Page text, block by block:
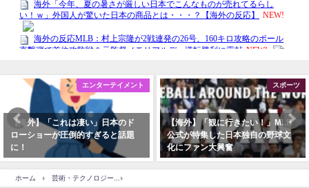
エンターテイメント
【海外】「これは凄い」日本のド
ローショーが圧倒的すぎると話題
に！
スポーツ
【海外】「観に行きたい！」MLB
公式が特集した日本独自の野球文
化にファン大興奮
ホーム 芸術・テクノロジー